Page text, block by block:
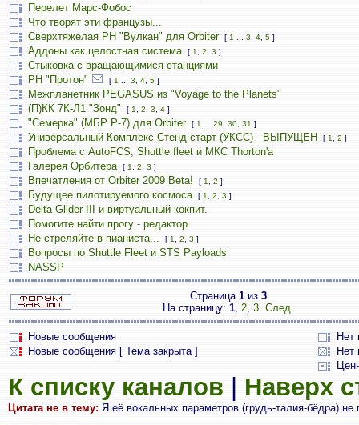
Перелет Марс-Фобос
Что творят эти французы...
Сверхтяжелая РН "Вулкан" для Orbiter
[ 1 3 4 5 ]
Аддоны как целостная система [ 1 2 3 ]
Стыковка с вращающимися станциями
РН "Протон"
[ 1 3 4 5 ]
Межпланетник PEGASUS из "Voyage to the Planets"
(П)КК 7К-Л1 "Зонд"
[ 1 2 3 4 ]
"Семерка" (МБР Р-7) для Orbiter [ 1 29 30 31 ]
Универсальный Комплекс Стенд-старт (УКСС) - ВЫПУЩЕН [ 1 2 ]
Проблема с AutoFCS, Shuttle fleet и МКС Thorton'а
Галерея Орбитера
[ 1 2 3 ]
Впечатления от Orbiter 2009 Beta! [ 1 2 ]
Будущее пилотируемого космоса [ 1 2 3 ]
Delta Glider III и виртуальный кокпит.
Помогите найти прогу - редактор
Не стреляйте в пианиста...
[ 1 2 3 ]
Вопросы по Shuttle Fleet и STS Payloads
NASSP
Страница 1 из 3
На страницу: 1, 2, 3 След.
Новые сообщения
Нет
Новые сообщения [ Тема закрыта ]
Нет
К списку каналов Наверх
Цитата не в тему: Я её вокальных параметров (грудь-талия-бёдра)